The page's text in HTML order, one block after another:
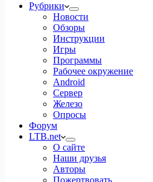
Рубрики
Новости
Обзоры
Инструкции
Игры
Программы
Рабочее окружение
Android
Сервер
Железо
Опросы
Форум
LTB.net
О сайте
Наши друзья
Авторы
Пожертвовать